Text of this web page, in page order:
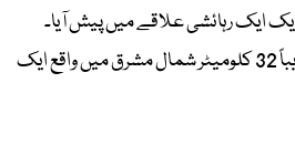
ایک رہائشی علاقے میں پیش آیا۔
لٹل ریور، میرٹل بیچ سے تقریباً 32 کلومیٹر شمال مشرق میں واقع ایک